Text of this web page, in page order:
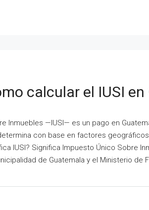
calcular el IUSI
Inmuebles —IUSI— es un pago en
con base en factores
IUSI? Significa Impuesto Único Sobre
de Guatemala y el Ministerio de